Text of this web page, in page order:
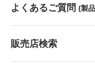
よくあるご質問 (製
販売店検索